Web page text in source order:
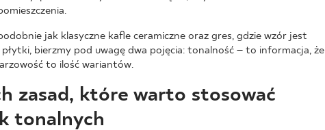
jak klasyczne kafle ceramiczne oraz gres, gdzie wzór jest
bierzmy pod uwagę dwa pojęcia: tonalność – to informacja, że
to ilość wariantów.
zasad, które warto stosować
tonalnych